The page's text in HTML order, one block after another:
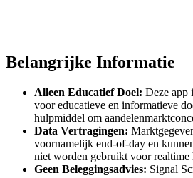
Belangrijke Informatie
Alleen Educatief Doel: Deze app
voor educatieve en informatieve
hulpmiddel om
Data Vertragingen:
voornamelijk end-of-day en
niet worden gebruikt voor realtime
Geen Beleggingsadvies: Signal